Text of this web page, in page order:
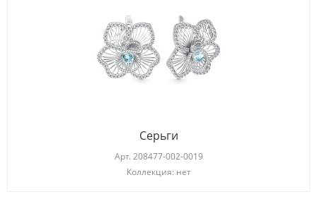
Серьги
Арт. 208477-002-0019
Коллекция: нет